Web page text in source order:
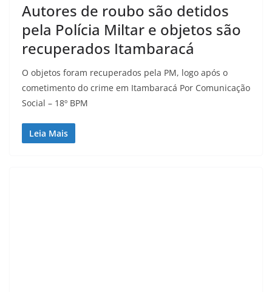
Autores de roubo são detidos
pela Polícia Miltar e objetos são
recuperados Itambaracá
O objetos foram recuperados pela PM, logo após o
cometimento do crime em Itambaracá Por Comunicação
Social – 18º BPM
Leia Mais